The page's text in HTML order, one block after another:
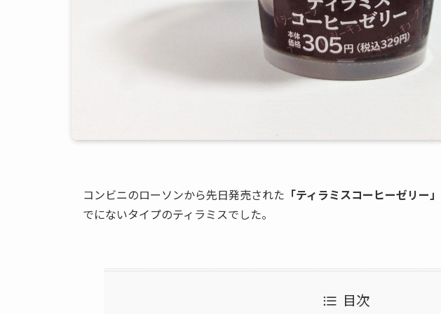
コンビニのローソンから先日発売された 「ティラミスコーヒーゼリー」
でにないタイプのティラミスでした。
目次